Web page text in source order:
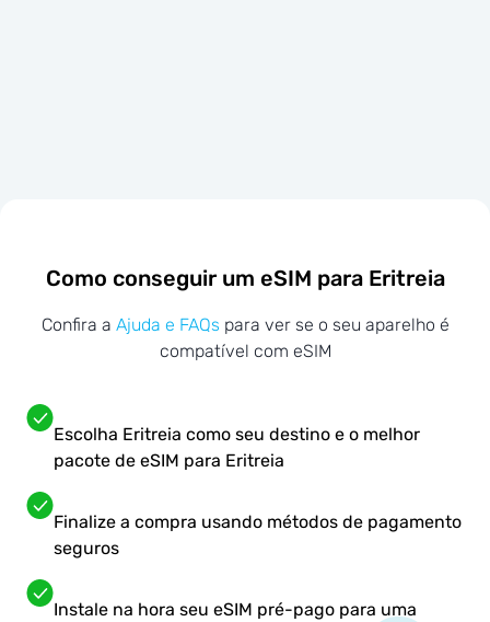
Como conseguir um eSIM para Eritreia
Confira a Ajuda e FAQs para ver se o seu aparelho é
compatível com eSIM
Escolha Eritreia como seu destino e o melhor
pacote de eSIM para Eritreia
Finalize a compra usando métodos de pagamento
seguros
Instale na hora seu eSIM pré-pago para uma